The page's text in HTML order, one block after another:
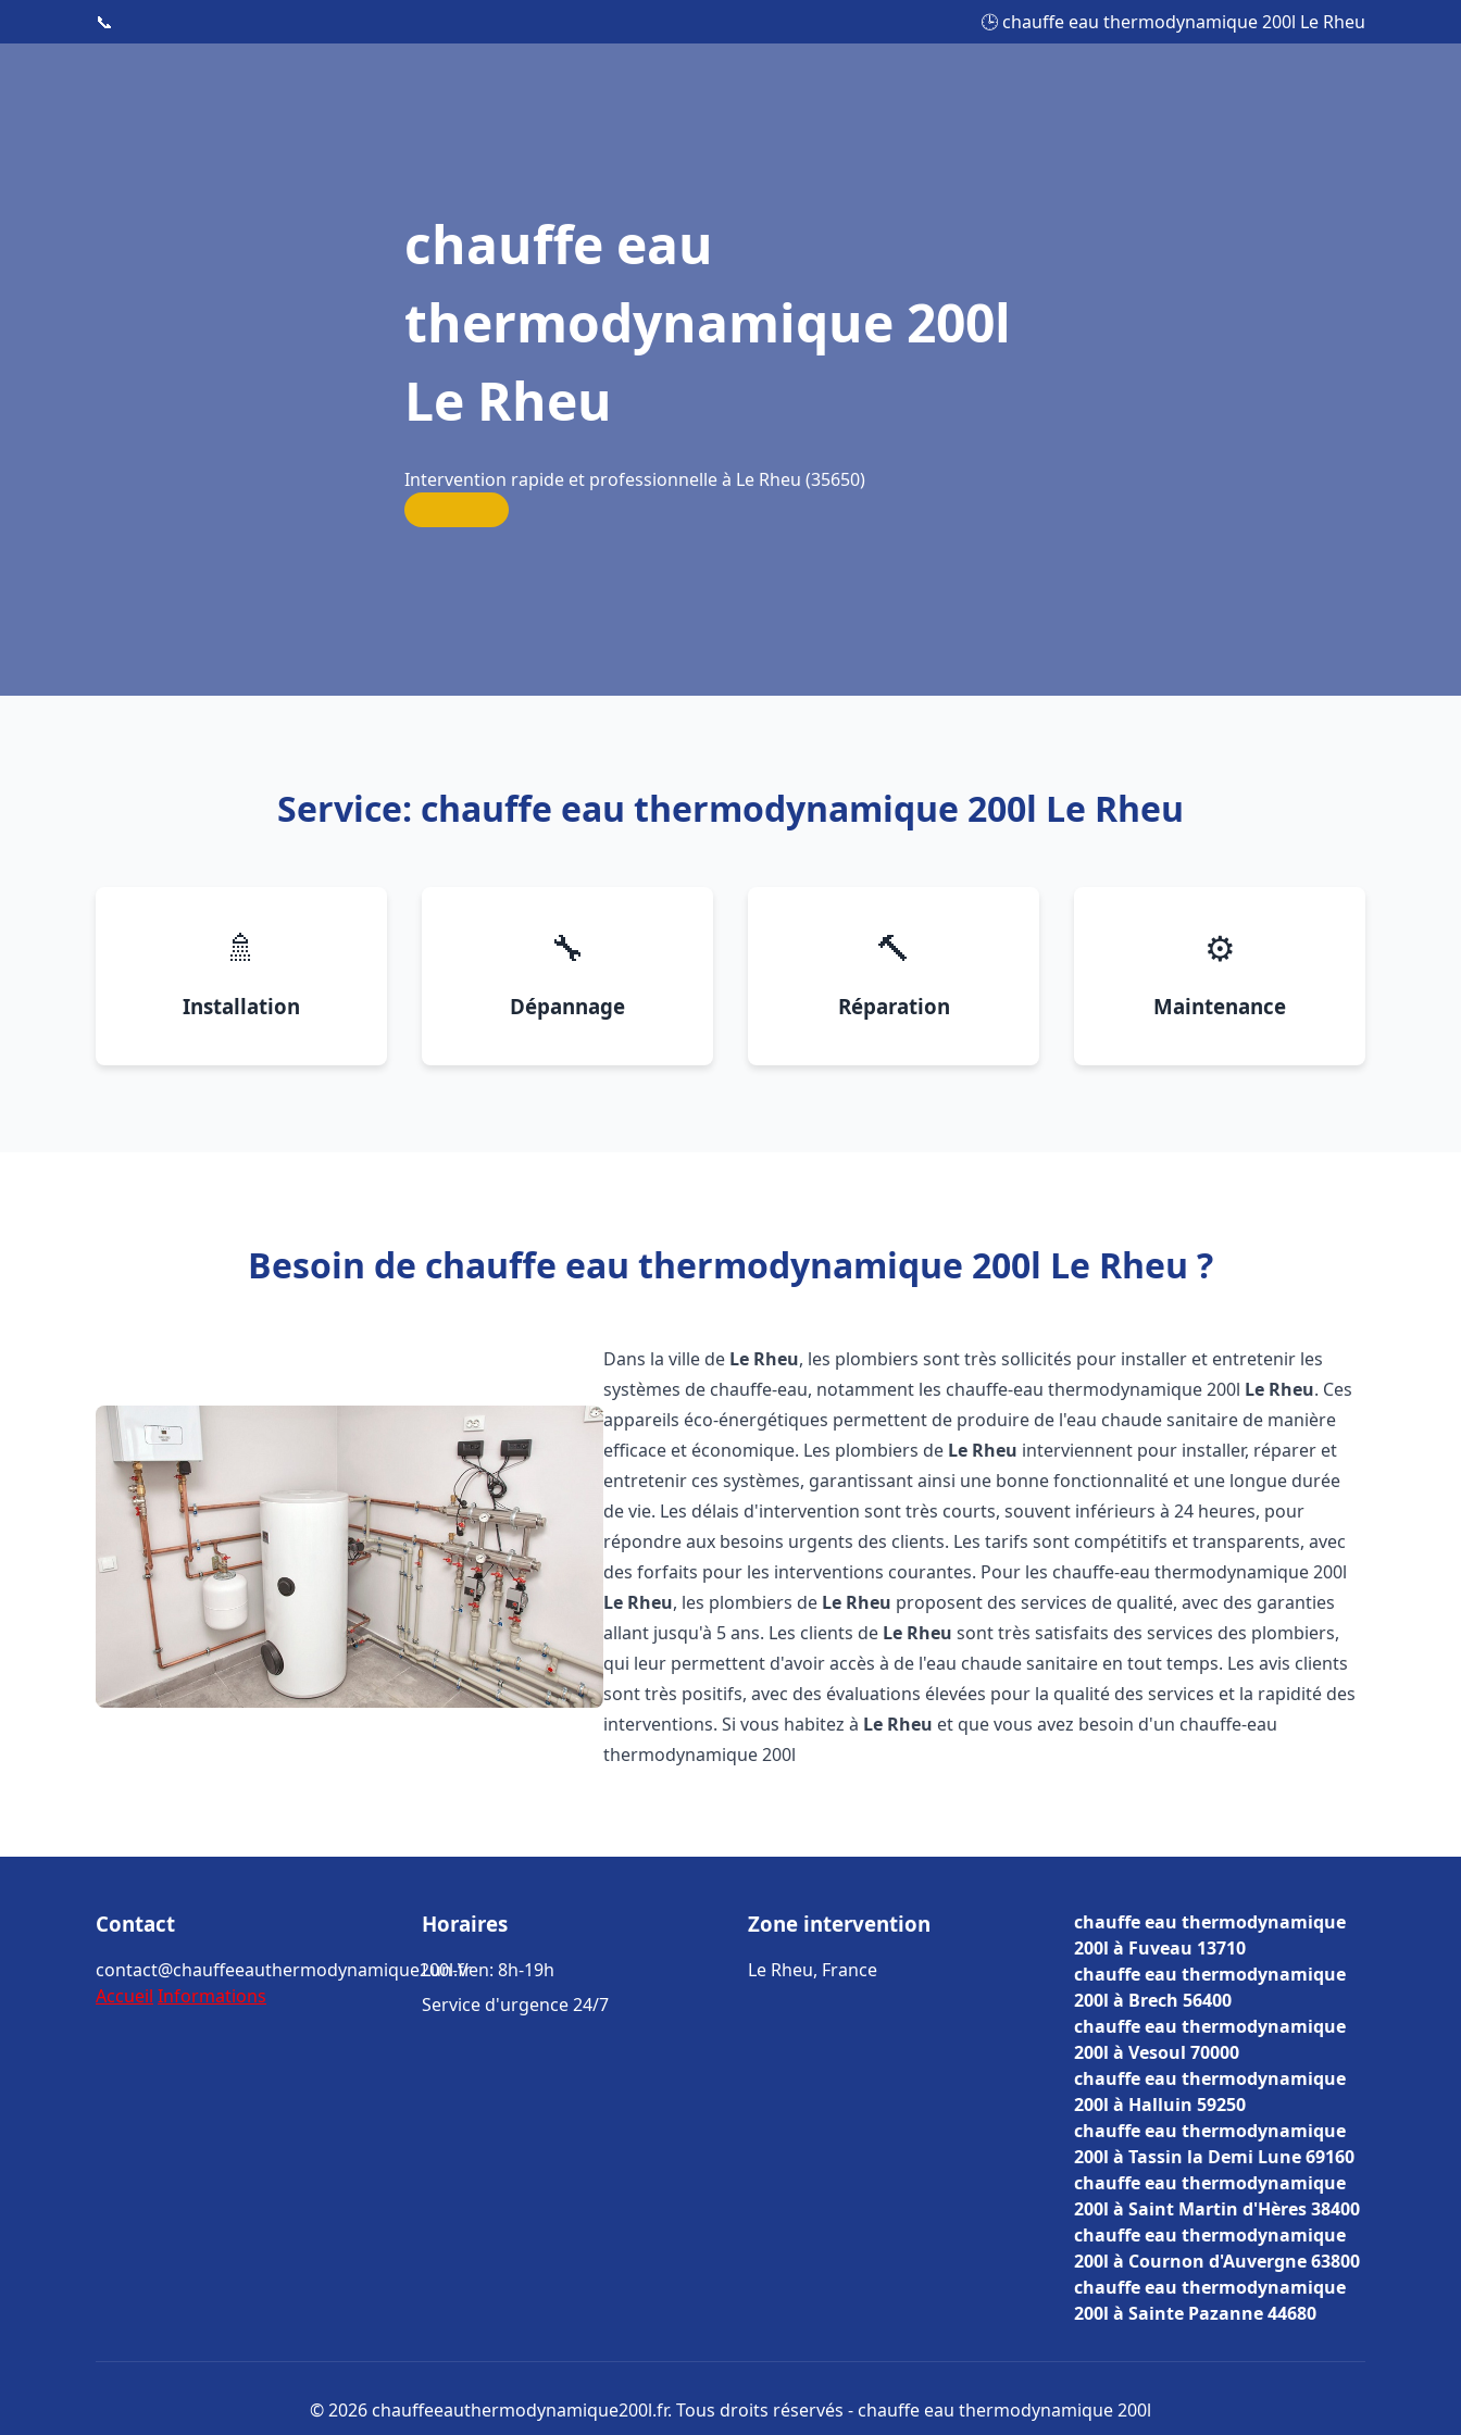
📞 🕒 chauffe eau thermodynamique 200l Le Rheu
chauffe eau
thermodynamique 200l
Le Rheu
Intervention rapide et professionnelle à Le Rheu (35650)
Service: chauffe eau thermodynamique 200l Le Rheu
🚿
Installation
🔧
Dépannage
🔨
Réparation
⚙️
Maintenance
Besoin de chauffe eau thermodynamique 200l Le Rheu ?
Dans la ville de Le Rheu, les plombiers sont très sollicités pour installer et entretenir les
systèmes de chauffe-eau, notamment les chauffe-eau thermodynamique 200l Le Rheu. Ces
appareils éco-énergétiques permettent de produire de l'eau chaude sanitaire de manière
efficace et économique. Les plombiers de Le Rheu interviennent pour installer, réparer et
entretenir ces systèmes, garantissant ainsi une bonne fonctionnalité et une longue durée
de vie. Les délais d'intervention sont très courts, souvent inférieurs à 24 heures, pour
répondre aux besoins urgents des clients. Les tarifs sont compétitifs et transparents, avec
des forfaits pour les interventions courantes. Pour les chauffe-eau thermodynamique 200l
Le Rheu, les plombiers de Le Rheu proposent des services de qualité, avec des garanties
allant jusqu'à 5 ans. Les clients de Le Rheu sont très satisfaits des services des plombiers,
qui leur permettent d'avoir accès à de l'eau chaude sanitaire en tout temps. Les avis clients
sont très positifs, avec des évaluations élevées pour la qualité des services et la rapidité des
interventions. Si vous habitez à Le Rheu et que vous avez besoin d'un chauffe-eau
thermodynamique 200l
Contact
contact@chauffeeauthermodynamique200l.fr
Accueil Informations
Horaires
Lun-Ven: 8h-19h
Service d'urgence 24/7
Zone intervention
Le Rheu, France
chauffe eau thermodynamique
200l à Fuveau 13710
chauffe eau thermodynamique
200l à Brech 56400
chauffe eau thermodynamique
200l à Vesoul 70000
chauffe eau thermodynamique
200l à Halluin 59250
chauffe eau thermodynamique
200l à Tassin la Demi Lune 69160
chauffe eau thermodynamique
200l à Saint Martin d'Hères 38400
chauffe eau thermodynamique
200l à Cournon d'Auvergne 63800
chauffe eau thermodynamique
200l à Sainte Pazanne 44680
© 2026 chauffeeauthermodynamique200l.fr. Tous droits réservés - chauffe eau thermodynamique 200l